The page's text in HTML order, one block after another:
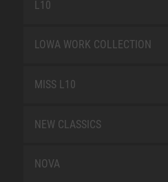
L10
LOWA WORK COLLECTION
MISS L10
NEW CLASSICS
NOVA